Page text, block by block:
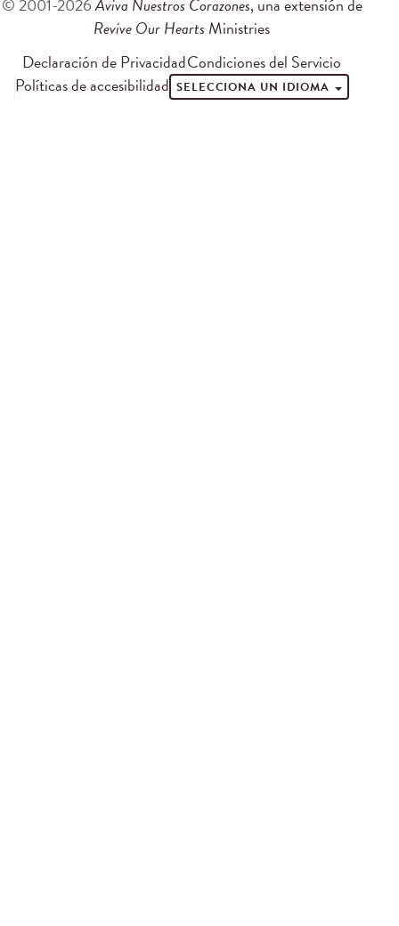
© 2001-2026Aviva Nuestros Corazones, una extensión de
Revive Our Hearts Ministries
Declaración de PrivacidadCondiciones del Servicio
Políticas de accesibilidad SELECCIONA UN IDIOMA